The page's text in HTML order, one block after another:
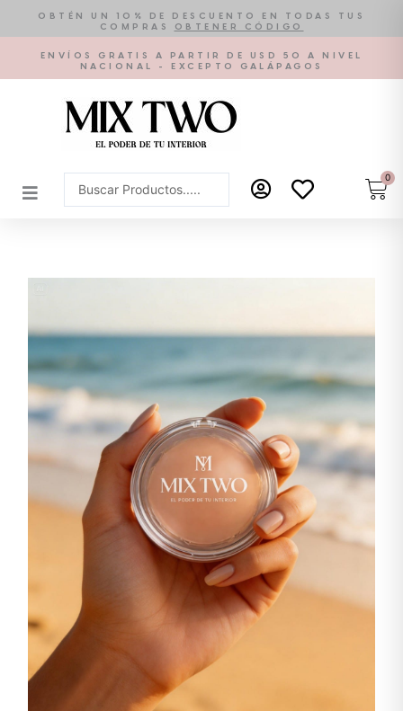
contenido
OBTÉN UN 10% DE DESCUENTO EN TODAS TUS
COMPRAS
OBTENER CÓDIGO
ENVÍOS GRATIS A PARTIR DE USD 50 A NIVEL
NACIONAL - EXCEPTO GALÁPAGOS
Search
...
0